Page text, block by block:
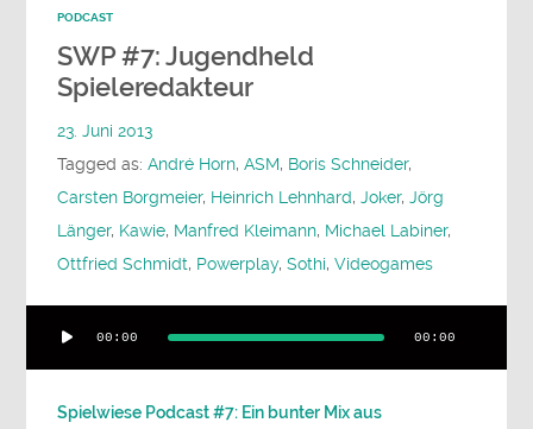
PODCAST
SWP #7: Jugendheld
Spieleredakteur
23. Juni 2013
Tagged as:André Horn,ASM, Boris Schneider,
Carsten Borgmeier, Heinrich Lehnhard,Joker,Jörg
Länger, Kawie, Manfred Kleimann, Michael Labiner,
Ottfried Schmidt, Powerplay,Sothi,Videogames
Player
00:00 00:00
Spielwiese Podcast #7: Ein bunter Mix aus